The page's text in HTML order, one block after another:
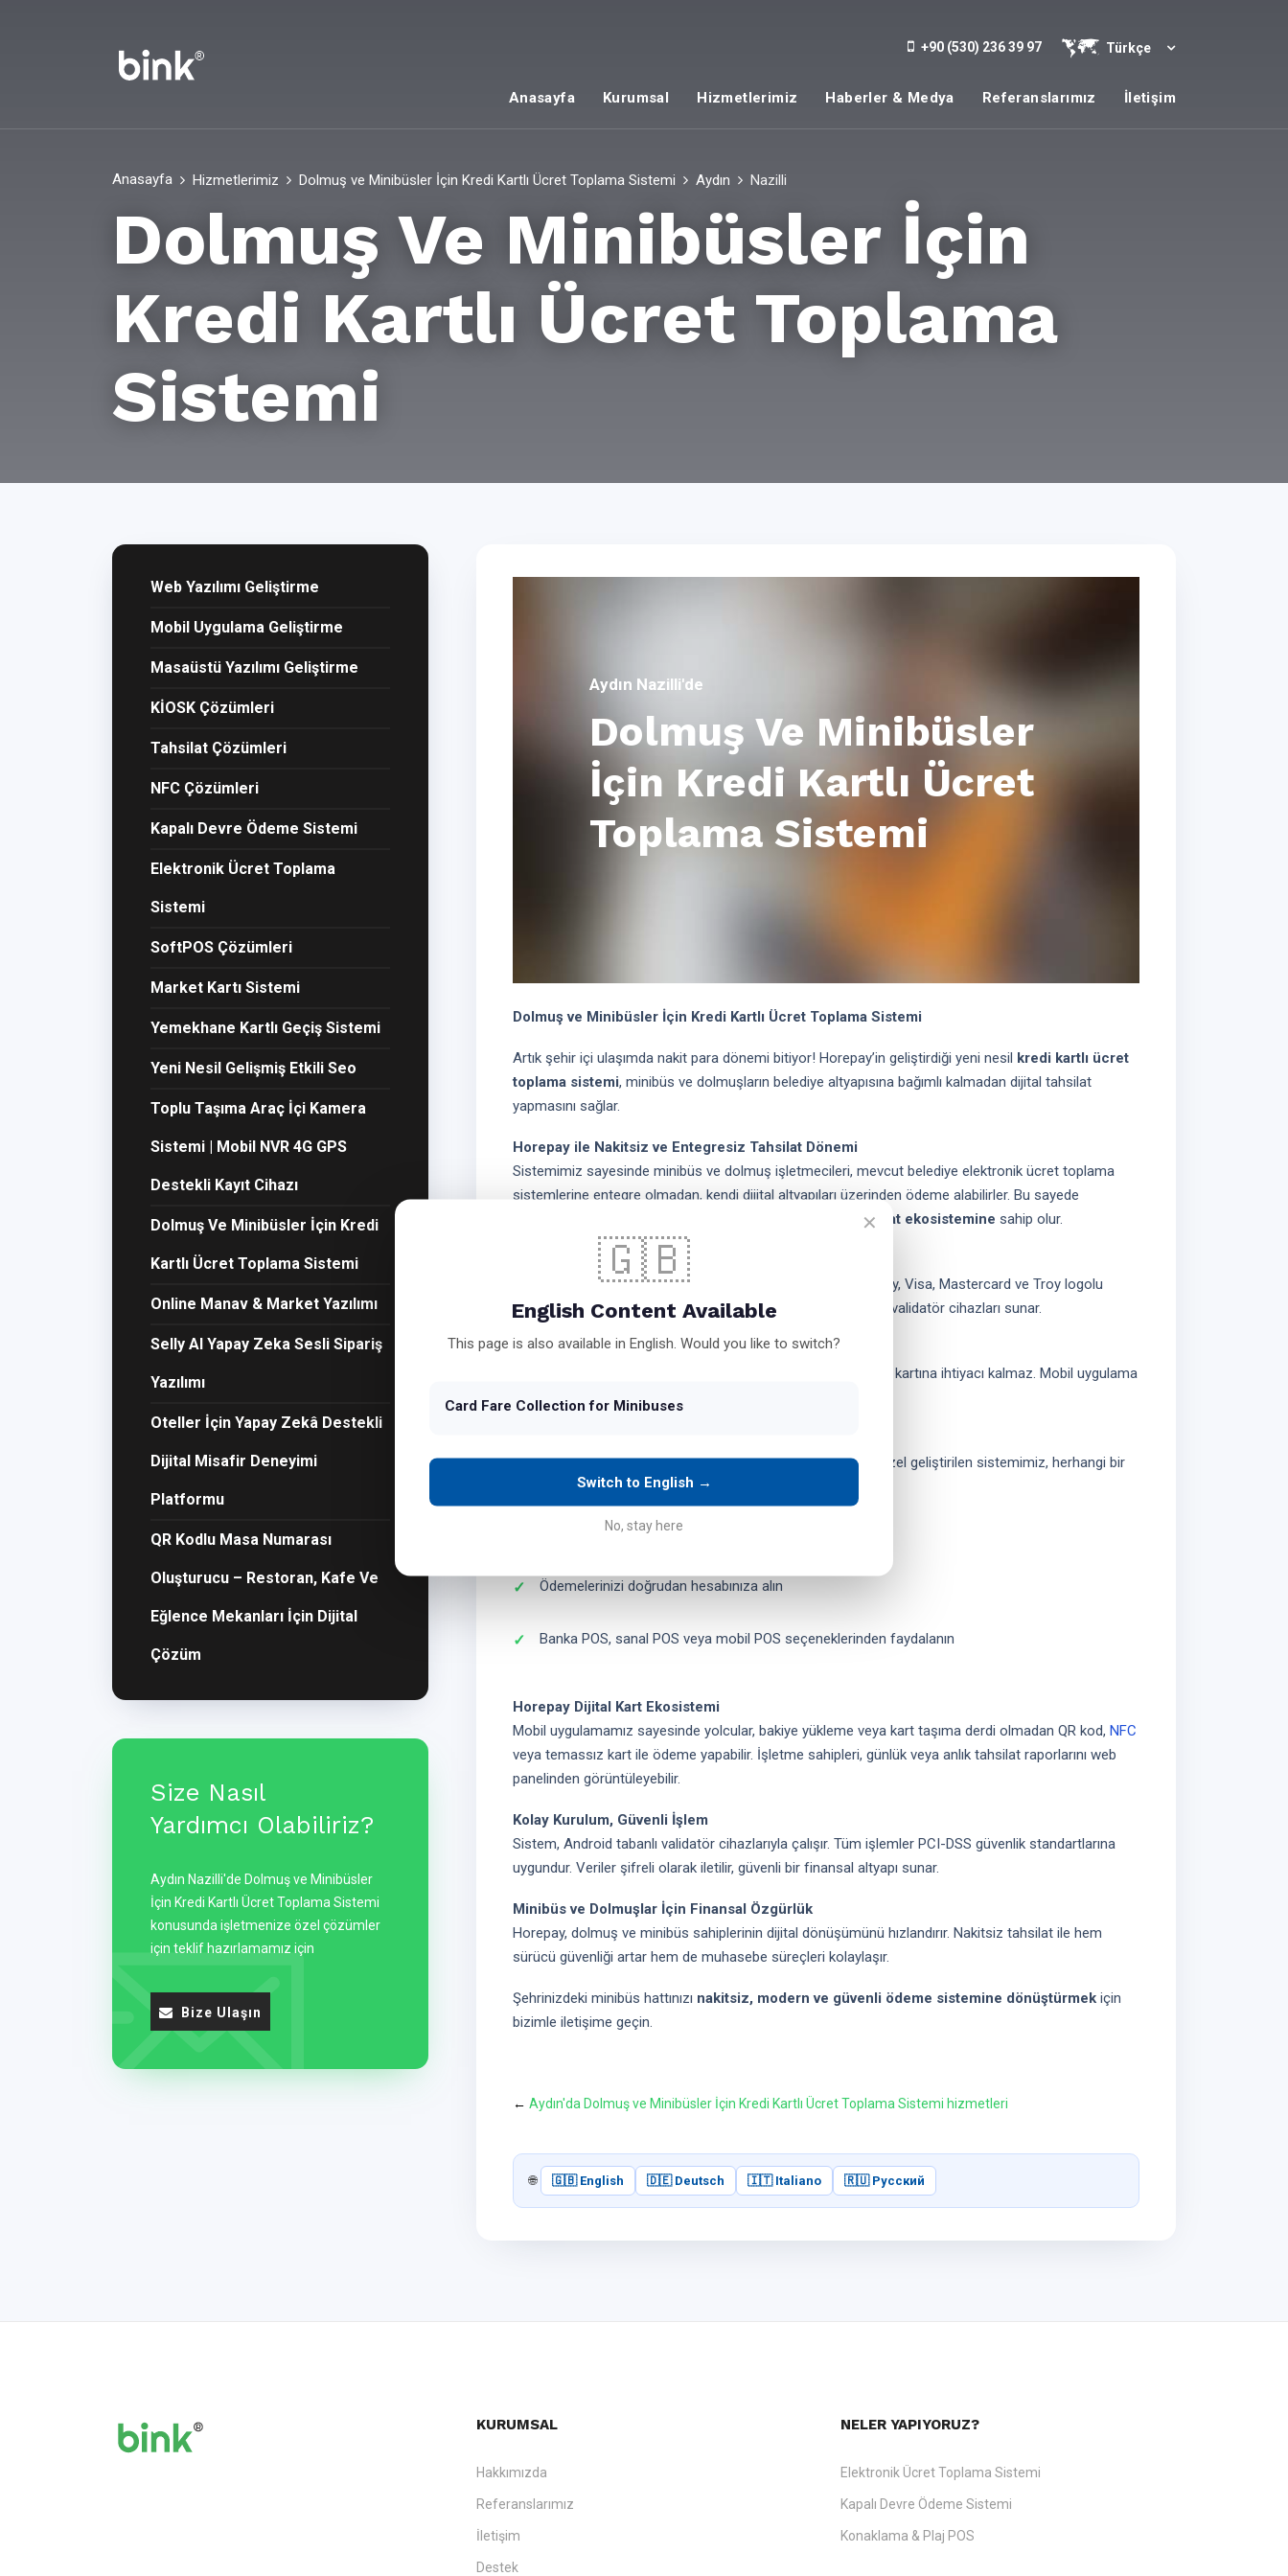
+90 (530) 236 39 97 Türkçe
Anasayfa Kurumsal Hizmetlerimiz Haberler & Medya Referanslarımız İletişim
Anasayfa Hizmetlerimiz Dolmuş ve Minibüsler İçin Kredi Kartlı Ücret Toplama Sistemi Aydın Nazilli
Dolmuş Ve Minibüsler İçin
Kredi Kartlı Ücret Toplama
Sistemi
Web Yazılımı Geliştirme
Mobil Uygulama Geliştirme
Masaüstü Yazılımı Geliştirme
KİOSK Çözümleri
Tahsilat Çözümleri
NFC Çözümleri
Kapalı Devre Ödeme Sistemi
Elektronik Ücret Toplama
Sistemi
SoftPOS Çözümleri
Market Kartı Sistemi
Yemekhane Kartlı Geçiş Sistemi
Yeni Nesil Gelişmiş Etkili Seo
Toplu Taşıma Araç İçi Kamera
Sistemi | Mobil NVR 4G GPS
Destekli Kayıt Cihazı
Dolmuş Ve Minibüsler İçin Kredi
Kartlı Ücret Toplama Sistemi
Online Manav & Market Yazılımı
Selly AI Yapay Zeka Sesli Sipariş
Yazılımı
Oteller İçin Yapay Zekâ Destekli
Dijital Misafir Deneyimi
Platformu
QR Kodlu Masa Numarası
Oluşturucu – Restoran, Kafe Ve
Eğlence Mekanları İçin Dijital
Çözüm
Size Nasıl
Yardımcı Olabiliriz?
Aydın Nazilli'de Dolmuş ve Minibüsler
İçin Kredi Kartlı Ücret Toplama Sistemi
konusunda işletmenize özel çözümler
için teklif hazırlamamız için
Bize Ulaşın
Aydın Nazilli'de
Dolmuş Ve Minibüsler
İçin Kredi Kartlı Ücret
Toplama Sistemi
Dolmuş ve Minibüsler İçin Kredi Kartlı Ücret Toplama Sistemi
Artık şehir içi ulaşımda nakit para dönemi bitiyor! Horepay’in geliştirdiği yeni nesil kredi kartlı ücret
toplama sistemi, minibüs ve dolmuşların belediye altyapısına bağımlı kalmadan dijital tahsilat
yapmasını sağlar.
Horepay ile Nakitsiz ve Entegresiz Tahsilat Dönemi
Sistemimiz sayesinde minibüs ve dolmuş işletmecileri, mevcut belediye elektronik ücret toplama
sistemlerine entegre olmadan, kendi dijital altyapıları üzerinden ödeme alabilirler. Bu sayede
bağımsız, düşük maliyetli ve modern bir tahsilat ekosistemine sahip olur.
Neden Kredi Kartlı Ücret Toplama Sistemi?
Yolcular artık cüzdan taşımıyor, telefonlarıyla ödüyor. Horepay, Visa, Mastercard ve Troy logolu
temassız banka veya kredi kartlarıile ödeme alabilen akıllı validatör cihazları sunar.
Fiziki Kart İhtiyacını Ortadan Kaldırın
Horepay dijital kart altyapısı sayesinde yolcuların fiziki ulaşım kartına ihtiyacı kalmaz. Mobil uygulama
veya dijital cüzdan üzerinden QR kodla ödeme yapabilirler.
Küçük ölçekli kooperatifler ve bağımsız minibüs hatları için özel geliştirilen sistemimiz, herhangi bir
eütsaltyapısına entegre olmadan çalışır.
Kendi fiyat tarifelerinizi belirleyin
Ödemelerinizi doğrudan hesabınıza alın
Banka POS, sanal POS veya mobil POS seçeneklerinden faydalanın
Horepay Dijital Kart Ekosistemi
Mobil uygulamamız sayesinde yolcular, bakiye yükleme veya kart taşıma derdi olmadan QR kod, NFC
veya temassız kart ile ödeme yapabilir. İşletme sahipleri, günlük veya anlık tahsilat raporlarını web
panelinden görüntüleyebilir.
Kolay Kurulum, Güvenli İşlem
Sistem, Android tabanlı validatör cihazlarıyla çalışır. Tüm işlemler PCI-DSS güvenlik standartlarına
uygundur. Veriler şifreli olarak iletilir, güvenli bir finansal altyapı sunar.
Minibüs ve Dolmuşlar İçin Finansal Özgürlük
Horepay, dolmuş ve minibüs sahiplerinin dijital dönüşümünü hızlandırır. Nakitsiz tahsilat ile hem
sürücü güvenliği artar hem de muhasebe süreçleri kolaylaşır.
Şehrinizdeki minibüs hattınızı nakitsiz, modern ve güvenli ödeme sistemine dönüştürmek için
bizimle iletişime geçin.
← Aydın'da Dolmuş ve Minibüsler İçin Kredi Kartlı Ücret Toplama Sistemi hizmetleri
🌐 🇬🇧 English 🇩🇪 Deutsch 🇮🇹 Italiano 🇷🇺 Русский
KURUMSAL
Hakkımızda
Referanslarımız
İletişim
Destek
NELER YAPIYORUZ?
Elektronik Ücret Toplama Sistemi
Kapalı Devre Ödeme Sistemi
Konaklama & Plaj POS
✕
🇬🇧
English Content Available
This page is also available in English. Would you like to switch?
Card Fare Collection for Minibuses
Switch to English →
No, stay here